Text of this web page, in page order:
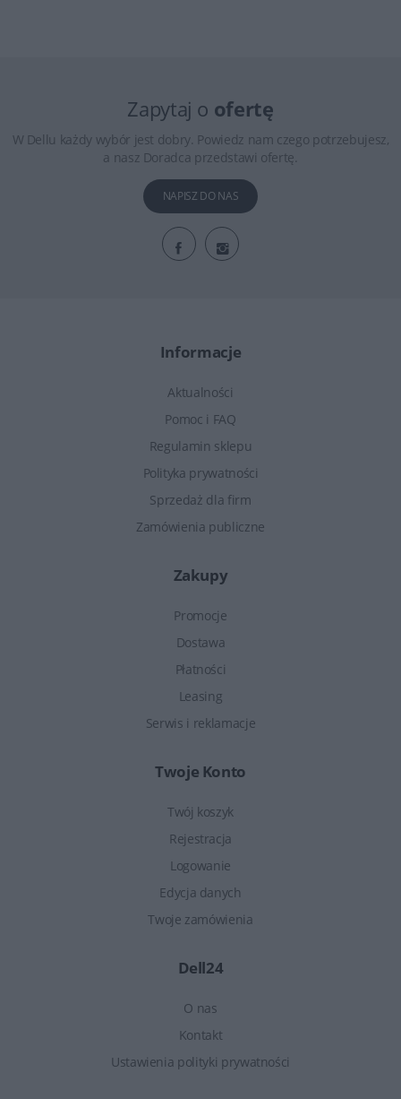
Zapytaj o ofertę
W Dellu każdy wybór jest dobry. Powiedz nam czego potrzebujesz,
a nasz Doradca przedstawi ofertę.
NAPISZ DO NAS
Informacje
Aktualności
Pomoc i FAQ
Regulamin sklepu
Polityka prywatności
Sprzedaż dla firm
Zamówienia publiczne
Zakupy
Promocje
Dostawa
Płatności
Leasing
Serwis i reklamacje
Twoje Konto
Twój koszyk
Rejestracja
Logowanie
Edycja danych
Twoje zamówienia
Dell24
O nas
Kontakt
Ustawienia polityki prywatności